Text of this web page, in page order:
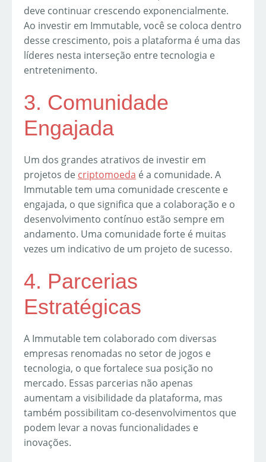
deve continuar crescendo exponencialmente.
Ao investir em Immutable, você se coloca dentro
desse crescimento, pois a plataforma é uma das
líderes nesta interseção entre tecnologia e
entretenimento.
3. Comunidade
Engajada
Um dos grandes atrativos de investir em
projetos de criptomoeda é a comunidade. A
Immutable tem uma comunidade crescente e
engajada, o que significa que a colaboração e o
desenvolvimento contínuo estão sempre em
andamento. Uma comunidade forte é muitas
vezes um indicativo de um projeto de sucesso.
4. Parcerias
Estratégicas
A Immutable tem colaborado com diversas
empresas renomadas no setor de jogos e
tecnologia, o que fortalece sua posição no
mercado. Essas parcerias não apenas
aumentam a visibilidade da plataforma, mas
também possibilitam co-desenvolvimentos que
podem levar a novas funcionalidades e
inovações.